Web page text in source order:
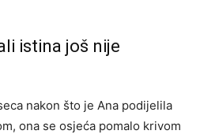
istina još nije
nakon što je Ana podijelila
ona se osjeća pomalo krivom